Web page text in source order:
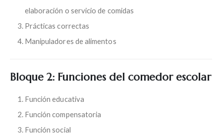
elaboración o servicio de comidas
Prácticas correctas
Manipuladores de alimentos
Bloque 2: Funciones del comedor escolar
Función educativa
Función compensatoria
Función social